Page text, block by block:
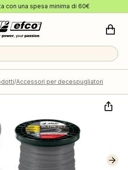
con una spesa minima di 60€
Accessori per decespugliatori